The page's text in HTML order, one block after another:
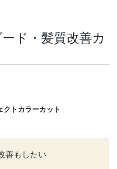
ド・髪質改善カ
トカラーカット
善もしたい